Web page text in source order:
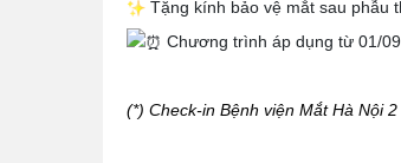
Tặng kính bảo vệ mắt sau phẫu
Chương trình áp dụng từ 01/
(*) Check-in Bệnh viện Mắt Hà Nội